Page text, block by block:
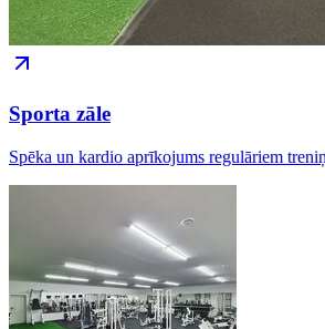
Sporta zāle
Spēka un kardio aprīkojums regulāriem